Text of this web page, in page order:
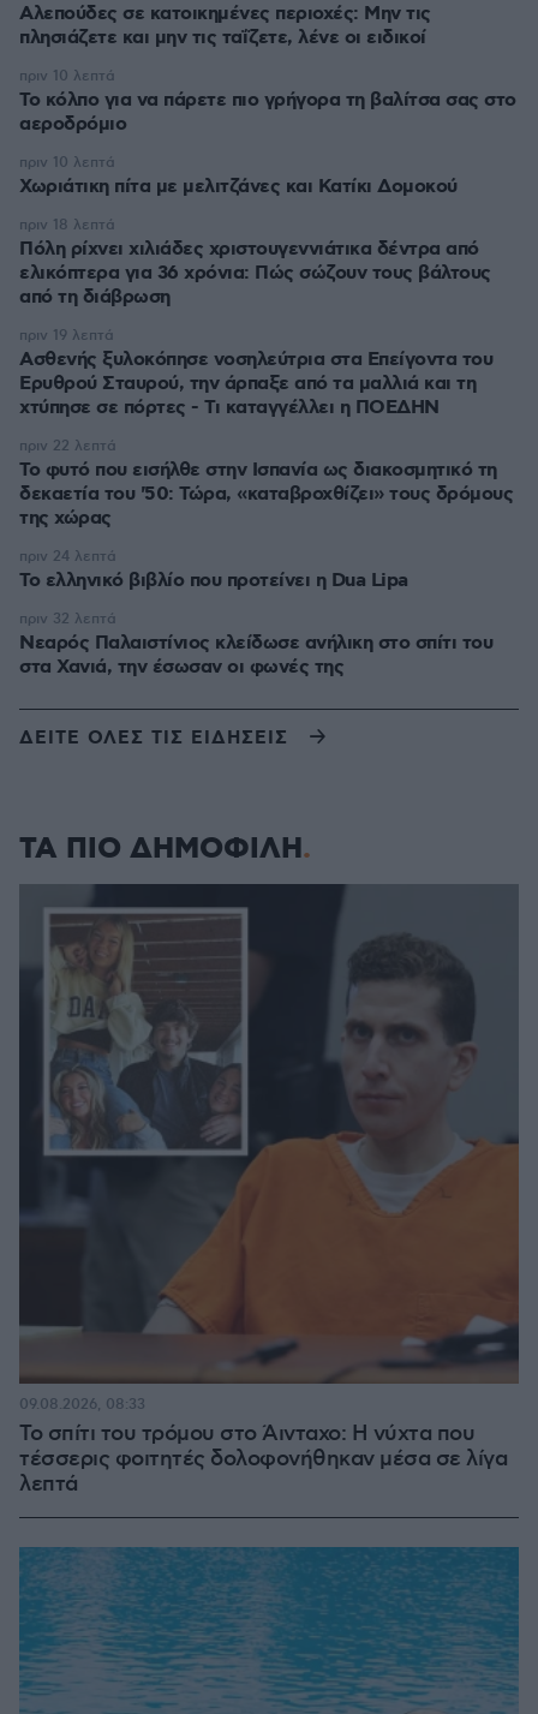
Αλεπούδες σε κατοικημένες περιοχές: Μην τις
πλησιάζετε και μην τις ταΐζετε, λένε οι ειδικοί
Το κόλπο για να πάρετε πιο γρήγορα τη βαλίτσα σας στο
αεροδρόμιο
πριν 10 λεπτά
Χωριάτικη πίτα με μελιτζάνες και Κατίκι Δομοκού
πριν 10 λεπτά
Πόλη ρίχνει χιλιάδες χριστουγεννιάτικα δέντρα από
ελικόπτερα για 36 χρόνια: Πώς σώζουν τους βάλτους
από τη διάβρωση
πριν 18 λεπτά
Ασθενής ξυλοκόπησε νοσηλεύτρια στα Επείγοντα του
Ερυθρού Σταυρού, την άρπαξε από τα μαλλιά και τη
χτύπησε σε πόρτες - Τι καταγγέλλει η ΠΟΕΔΗΝ
πριν 19 λεπτά
Το φυτό που εισήλθε στην Ισπανία ως διακοσμητικό τη
δεκαετία του '50: Τώρα, «καταβροχθίζει» τους δρόμους
της χώρας
πριν 22 λεπτά
Το ελληνικό βιβλίο που προτείνει η Dua Lipa
πριν 24 λεπτά
Νεαρός Παλαιστίνιος κλείδωσε ανήλικη στο σπίτι του
στα Χανιά, την έσωσαν οι φωνές της
πριν 32 λεπτά
ΔΕΙΤΕ ΟΛΕΣ ΤΙΣ ΕΙΔΗΣΕΙΣ
ΤΑ ΠΙΟ ΔΗΜΟΦΙΛΗ
Το σπίτι του τρόμου στο Άινταχο: Η νύχτα που
τέσσερις φοιτητές δολοφονήθηκαν μέσα σε λίγα
λεπτά
09.08.2026, 08:33